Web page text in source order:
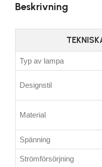
Beskrivning
Typ av lampa
Designstil
Material
Spänning
Strömförsörjning